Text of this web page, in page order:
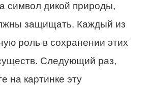
символ дикой природы,
защищать. Каждый из
роль в сохранении этих
Следующий раз,
на картинке эту